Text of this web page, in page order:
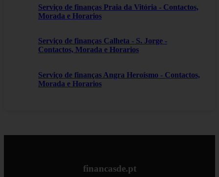
Serviço de finanças Praia da Vitória - Contactos,
Morada e Horarios
Serviço de finanças Calheta - S. Jorge -
Contactos, Morada e Horarios
Serviço de finanças Angra Heroísmo - Contactos,
Morada e Horarios
financasde.pt